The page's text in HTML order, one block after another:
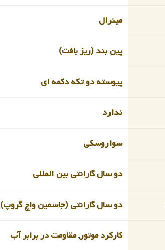
مینرال
پین بند (ریز بافت)
پیوسته دو تکه دکمه ای
ندارد
سواروسکی
دو سال گارانتی بین المللی
دو سال گارانتی (جاسمین واچ گروپ)
کارکرد موتور,مقاومت در برابر آب